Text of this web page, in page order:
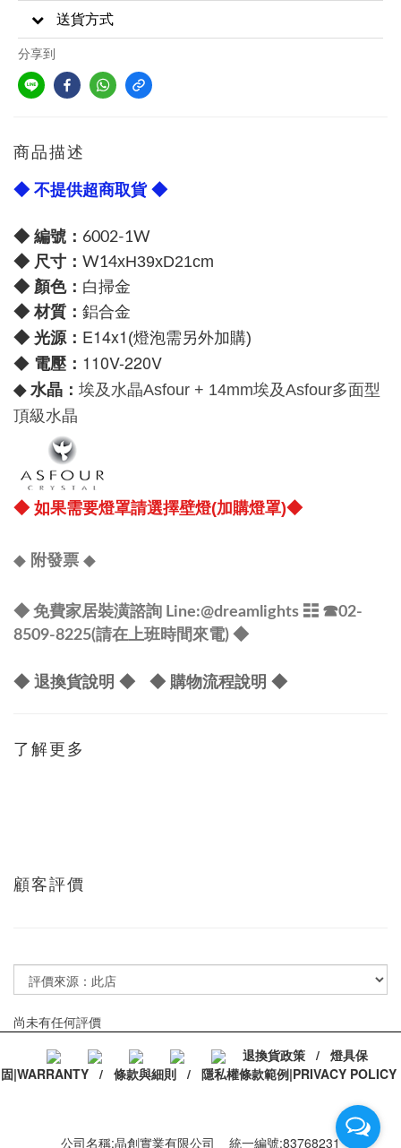
送貨方式
分享到
商品描述
◆ 不提供超商取貨 ◆
◆ 編號： 6002-1W
◆ 尺寸： W14xH39xD21cm
◆ 顏色： 白掃金
◆ 材質： 鋁合金
◆ 光源： E14x1 (燈泡需另外加購)
◆ 電壓： 110V-220V
◆ 水晶： 埃及水晶Asfour + 14mm埃及Asfour多面型
頂級水晶
◆ 如果需要燈罩請選擇壁燈(加購燈罩)◆
◆ 附發票◆
◆ 免費家居裝潢諮詢 Line:@dreamlights ☷ ☎02-
8509-8225(請在上班時間來電) ◆
◆ 退換貨說明 ◆ ◆ 購物流程說明 ◆
了解更多
顧客評價
尚未有任何評價
退換貨政策 / 燈具保
固|WARRANTY / 條款與細則 / 隱私權條款範例|PRIVACY POLICY
公司名稱:晶創實業有限公司 統一編號:83768231